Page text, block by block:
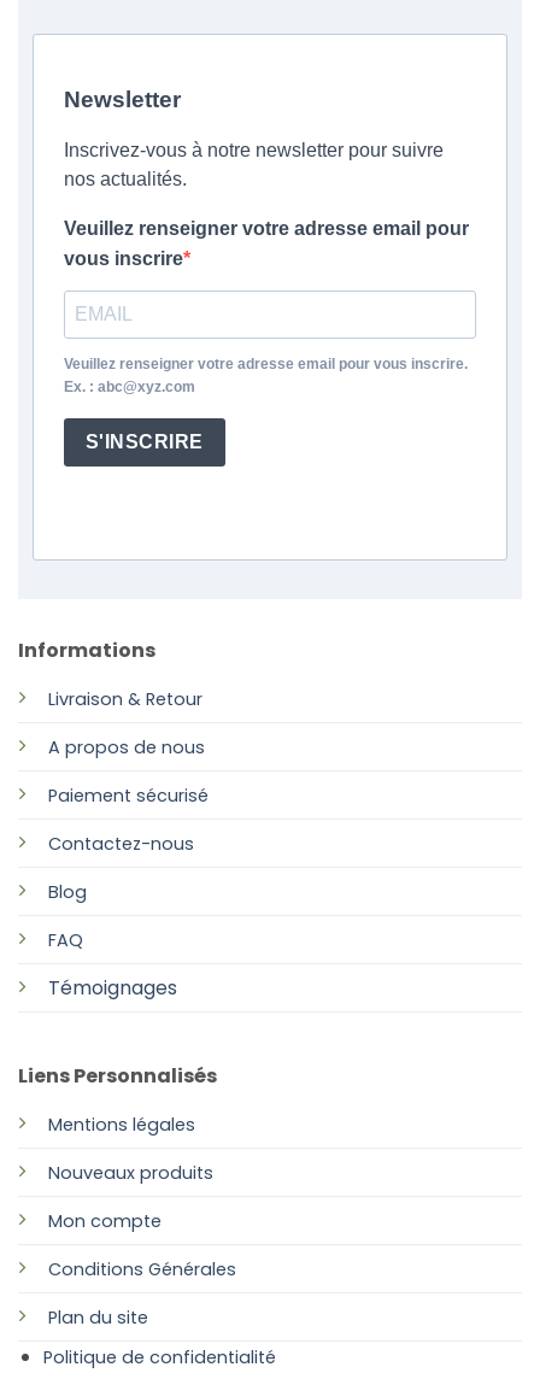
Informations
Livraison & Retour
A propos de nous
Paiement sécurisé
Contactez-nous
Blog
FAQ
Témoignages
Liens Personnalisés
Mentions légales
Nouveaux produits
Mon compte
Conditions Générales
Plan du site
Politique de confidentialité
Newsletter
Inscrivez-vous à notre newsletter pour suivre
nos actualités.
Veuillez renseigner votre adresse email pour
vous inscrire
Veuillez renseigner votre adresse email pour vous inscrire.
Ex. : abc@xyz.com
S'INSCRIRE